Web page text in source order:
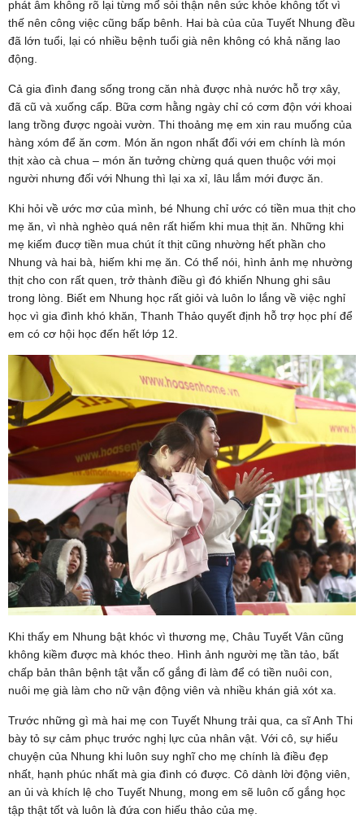
phát âm không rõ lại từng mổ sỏi thận nên sức khỏe không tốt vì
thế nên công việc cũng bấp bênh. Hai bà của của Tuyết Nhung đều
đã lớn tuổi, lại có nhiều bệnh tuổi già nên không có khả năng lao
động.
Cả gia đình đang sống trong căn nhà được nhà nước hỗ trợ xây,
đã cũ và xuống cấp. Bữa cơm hằng ngày chỉ có cơm độn với khoai
lang trồng được ngoài vườn. Thi thoảng mẹ em xin rau muống của
hàng xóm để ăn cơm. Món ăn ngon nhất đối với em chính là món
thịt xào cà chua – món ăn tưởng chừng quá quen thuộc với mọi
người nhưng đối với Nhung thì lại xa xỉ, lâu lắm mới được ăn.
Khi hỏi về ước mơ của mình, bé Nhung chỉ ước có tiền mua thịt cho
mẹ ăn, vì nhà nghèo quá nên rất hiếm khi mua thịt ăn. Những khi
mẹ kiếm đucợ tiền mua chút ít thịt cũng nhường hết phần cho
Nhung và hai bà, hiếm khi mẹ ăn. Có thể nói, hình ảnh mẹ nhường
thịt cho con rất quen, trở thành điều gì đó khiến Nhung ghi sâu
trong lòng. Biết em Nhung học rất giỏi và luôn lo lắng về việc nghỉ
học vì gia đình khó khăn, Thanh Thảo quyết định hỗ trợ học phí để
em có cơ hội học đến hết lớp 12.
Khi thấy em Nhung bật khóc vì thương mẹ, Châu Tuyết Vân cũng
không kiềm được mà khóc theo. Hình ảnh người mẹ tần tảo, bất
chấp bản thân bệnh tật vẫn cố gắng đi làm để có tiền nuôi con,
nuôi mẹ già làm cho nữ vận động viên và nhiều khán giả xót xa.
Trước những gì mà hai mẹ con Tuyết Nhung trải qua, ca sĩ Anh Thi
bày tỏ sự cảm phục trước nghị lực của nhân vật. Với cô, sự hiểu
chuyện của Nhung khi luôn suy nghĩ cho mẹ chính là điều đẹp
nhất, hạnh phúc nhất mà gia đình có được. Cô dành lời động viên,
an ủi và khích lệ cho Tuyết Nhung, mong em sẽ luôn cố gắng học
tập thật tốt và luôn là đứa con hiếu thảo của mẹ.